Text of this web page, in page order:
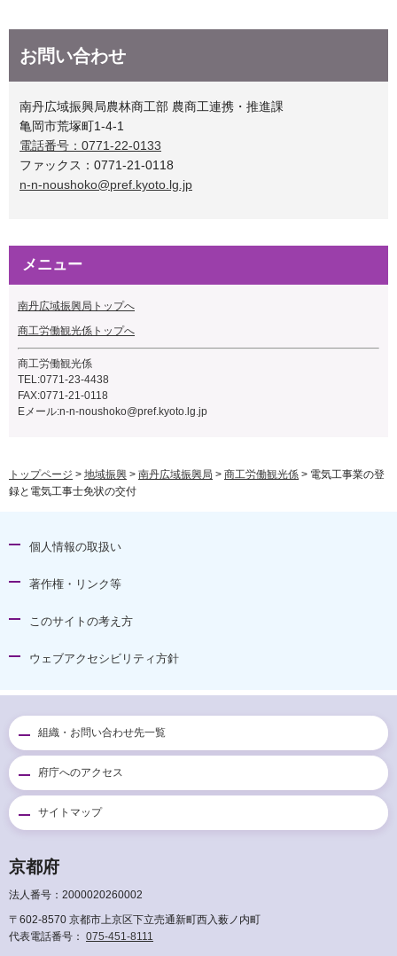
お問い合わせ
南丹広域振興局農林商工部 農商工連携・推進課
亀岡市荒塚町1-4-1
電話番号：0771-22-0133
ファックス：0771-21-0118
n-n-noushoko@pref.kyoto.lg.jp
メニュー
南丹広域振興局トップへ
商工労働観光係トップへ
商工労働観光係
TEL:0771-23-4438
FAX:0771-21-0118
Eメール:n-n-noushoko@pref.kyoto.lg.jp
トップページ > 地域振興 > 南丹広域振興局 > 商工労働観光係 > 電気工事業の登
録と電気工事士免状の交付
個人情報の取扱い
著作権・リンク等
このサイトの考え方
ウェブアクセシビリティ方針
組織・お問い合わせ先一覧
府庁へのアクセス
サイトマップ
京都府
法人番号：2000020260002
〒602-8570 京都市上京区下立売通新町西入薮ノ内町
代表電話番号： 075-451-8111